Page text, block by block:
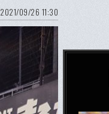
2021/09/26 11:30